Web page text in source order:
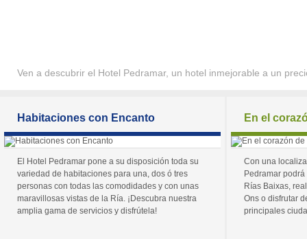
Ven a descubrir el Hotel Pedramar, un hotel inmejorable a un
Habitaciones con Encanto
El Hotel Pedramar pone a su disposición toda su
variedad de habitaciones para una, dos ó tres
personas con todas las comodidades y con unas
maravillosas vistas de la Ría. ¡Descubra nuestra
amplia gama de servicios y disfrútela!
En el
Con una
Pedramar
Rías Baixas,
Ons o disfrutar
principales